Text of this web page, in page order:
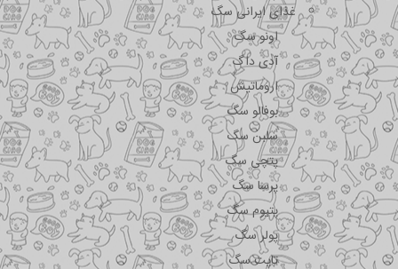
غذای ایرانی سگ
اونو سگ
آدی داگ
اروماتیش
بوفالو سگ
سلبن سگ
پتچی سگ
پرسا سگ
پتیوم سگ
پولر سگ
تاپت سگ